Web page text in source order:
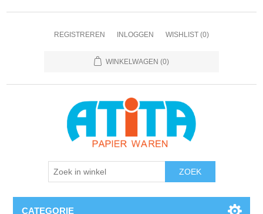
REGISTREREN INLOGGEN WISHLIST (0)
WINKELWAGEN (0)
CATEGORIE